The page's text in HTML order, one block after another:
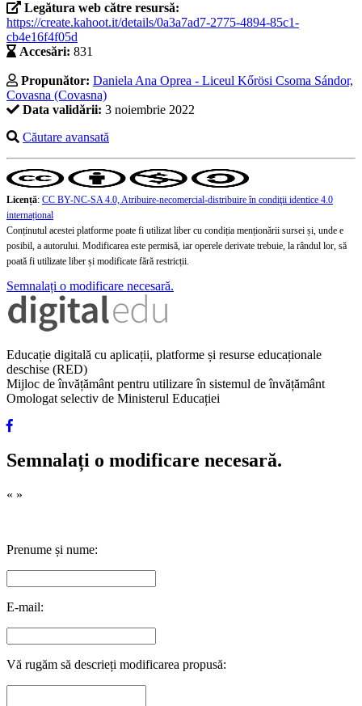
Legătura web către resursă:
https://create.kahoot.it/details/0a3a7ad7-2775-4894-85c1-
cb4e16f4f05d
Accesări: 831
Propunător: Daniela Ana Oprea - Liceul Kőrösi Csoma Sándor,
Covasna (Covasna)
Data validării: 3 noiembrie 2022
Căutare avansată
Licență: CC BY-NC-SA 4.0, Atribuire-necomercial-distribuire în condiţii identice 4.0
internațional
Conținutul acestei platforme poate fi utilizat liber cu condiția menționării sursei și, unde e
posibil, a autorului. Modificarea este permisă, iar operele derivate trebuie, la rândul lor, să
poată fi utilizate liber și modificate fără restricții.
Semnalați o modificare necesară.
Educație digitală cu aplicații, platforme și resurse educaționale
deschise (RED)
Mijloc de învățământ pentru utilizare în sistemul de învățământ
Omologat selectiv de Ministerul Educației
Semnalați o modificare necesară.
« »
Prenume și nume:
E-mail:
Vă rugăm să descrieți modificarea propusă: